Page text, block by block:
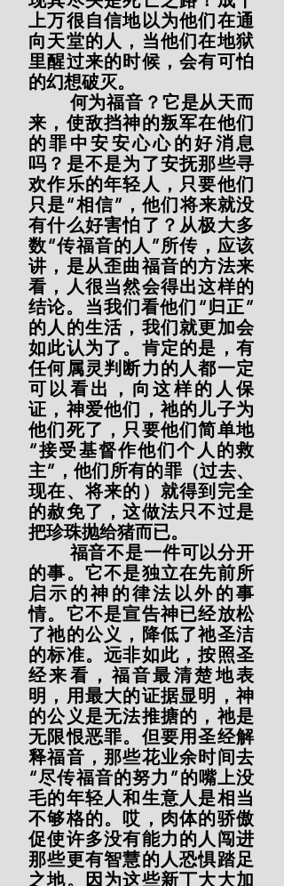
上万很自信地以为他们在通
向天堂的人，当他们在地狱
里醒过来的时候，会有可怕
的幻想破灭。
何为福音？它是从天而
来，使敌挡神的叛军在他们
的罪中安安心心的好消息
吗？是不是为了安抚那些寻
欢作乐的年轻人，只要他们
只是“相信”，他们将来就没
有什么好害怕了？从极大多
数“传福音的人”所传，应该
讲，是从歪曲福音的方法来
看，人很当然会得出这样的
结论。当我们看他们“归正”
的人的生活，我们就更加会
如此认为了。肯定的是，有
任何属灵判断力的人都一定
可以看出，向这样的人保
证，神爱他们，祂的儿子为
他们死了，只要他们简单地
“接受基督作他们个人的救
主”，他们所有的罪（过去、
现在、将来的）就得到完全
的赦免了，这做法只不过是
把珍珠抛给猪而已。
福音不是一件可以分开
的事。它不是独立在先前所
启示的神的律法以外的事
情。它不是宣告神已经放松
了祂的公义，降低了祂圣洁
的标准。远非如此，按照圣
经来看，福音最清楚地表
明，用最大的证据显明，神
的公义是无法推搪的，祂是
无限恨恶罪。但要用圣经解
释福音，那些花业余时间去
“尽传福音的努力”的嘴上没
毛的年轻人和生意人是相当
不够格的。哎，肉体的骄傲
促使许多没有能力的人闯进
那些更有智慧的人恐惧踏足
之地。因为这些新丁大大加